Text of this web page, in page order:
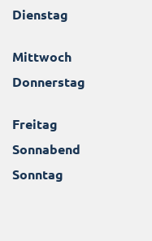
Dienstag
Mittwoch
Donnerstag
Freitag
Sonnabend
Sonntag